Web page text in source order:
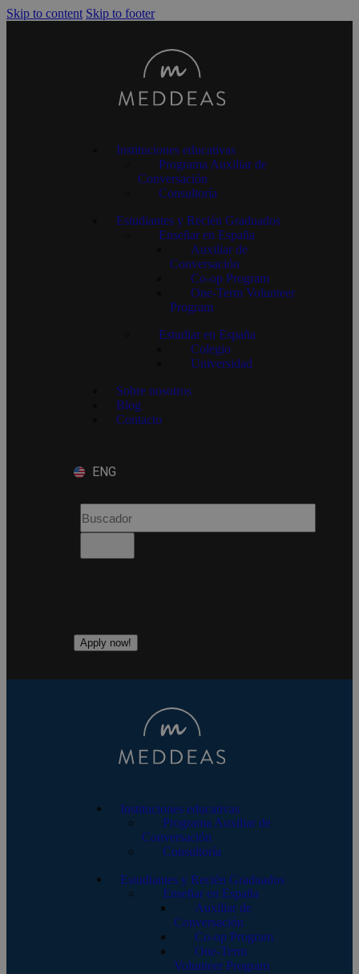
Skip to content Skip to footer
Instituciones educativas
Programa Auxiliar de
Conversación
Consultoría
Estudiantes y Recién Graduados
Enseñar en España
Auxiliar de
Conversación
Co-op Program
One-Term Volunteer
Program
Estudiar en España
Colegio
Universidad
Sobre nosotros
Blog
Contacto
ENG
Apply now!
Instituciones educativas
Programa Auxiliar de
Conversación
Consultoría
Estudiantes y Recién Graduados
Enseñar en España
Auxiliar de
Conversación
Co-op Program
One-Term
Volunteer Program